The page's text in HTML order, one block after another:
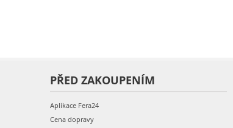
PŘED ZAKOUPENÍM
Aplikace Fera24
Cena dopravy